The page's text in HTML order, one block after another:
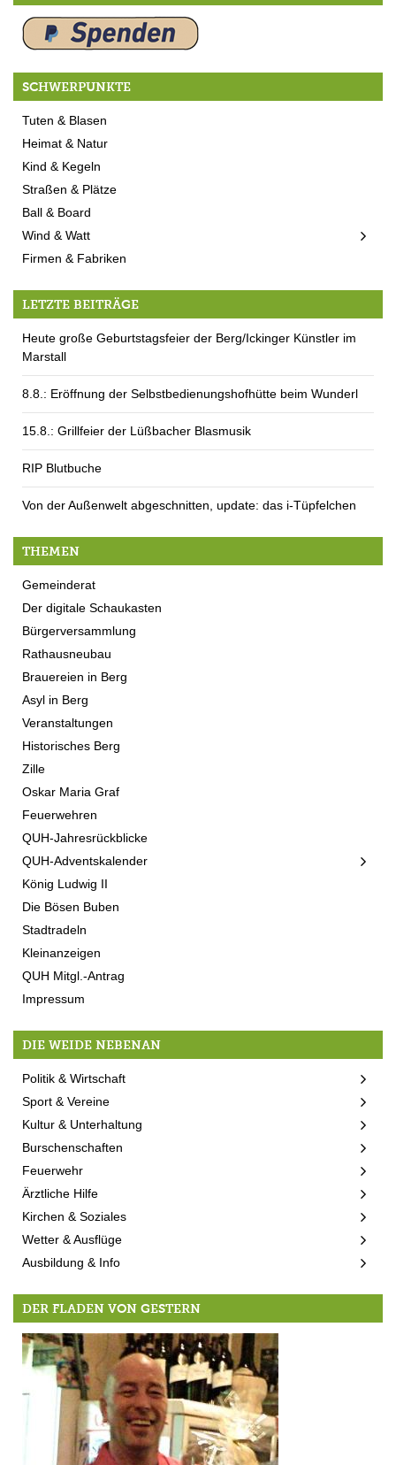
SCHWERPUNKTE
Tuten & Blasen
Heimat & Natur
Kind & Kegeln
Straßen & Plätze
Ball & Board
Wind & Watt
Firmen & Fabriken
LETZTE BEITRÄGE
Heute große Geburtstagsfeier der Berg/Ickinger Künstler im
Marstall
8.8.: Eröffnung der Selbstbedienungshofhütte beim Wunderl
15.8.: Grillfeier der Lüßbacher Blasmusik
RIP Blutbuche
Von der Außenwelt abgeschnitten, update: das i-Tüpfelchen
THEMEN
Gemeinderat
Der digitale Schaukasten
Bürgerversammlung
Rathausneubau
Brauereien in Berg
Asyl in Berg
Veranstaltungen
Historisches Berg
Zille
Oskar Maria Graf
Feuerwehren
QUH-Jahresrückblicke
QUH-Adventskalender
König Ludwig II
Die Bösen Buben
Stadtradeln
Kleinanzeigen
QUH Mitgl.-Antrag
Impressum
DIE WEIDE NEBENAN
Politik & Wirtschaft
Sport & Vereine
Kultur & Unterhaltung
Burschenschaften
Feuerwehr
Ärztliche Hilfe
Kirchen & Soziales
Wetter & Ausflüge
Ausbildung & Info
DER FLADEN VON GESTERN